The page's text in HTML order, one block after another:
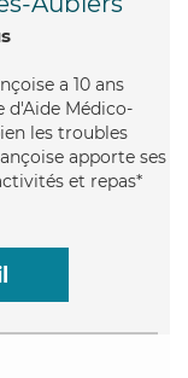
a 10 ans
d'Aide Médico-
les troubles
apporte ses
et repas*